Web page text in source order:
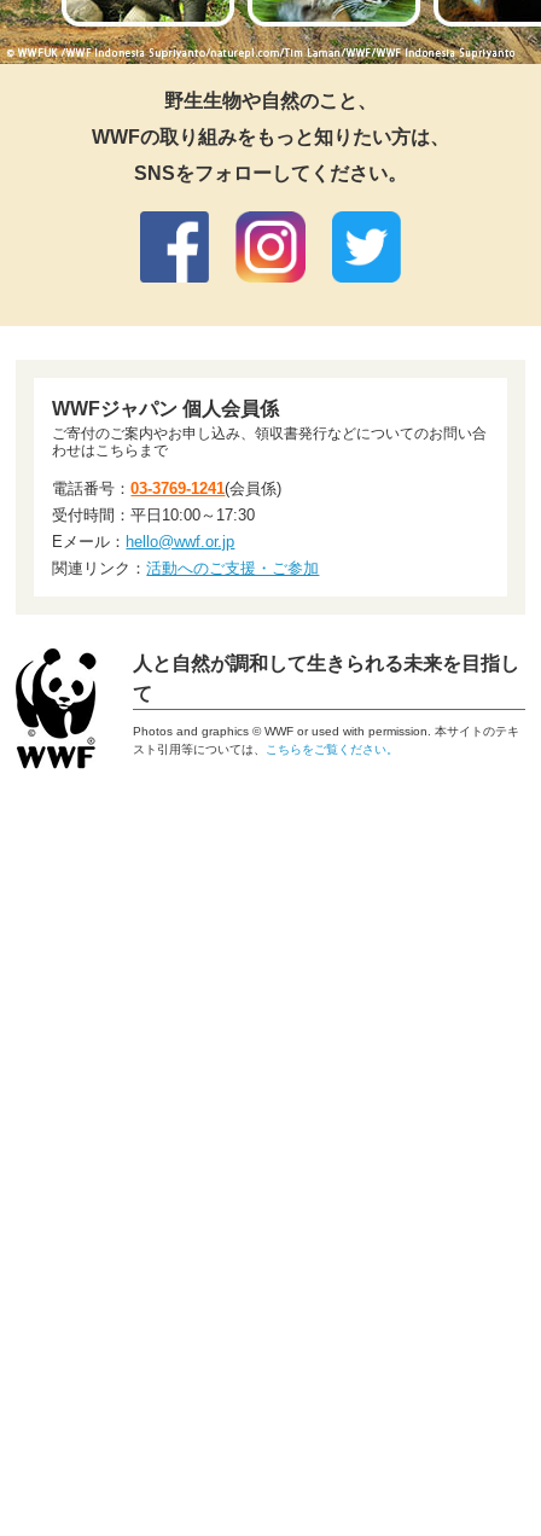
野生生物や自然のこと、
WWFの取り組みをもっと知りたい方は、
SNSをフォローしてください。
WWFジャパン 個人会員係
ご寄付のご案内やお申し込み、領収書発行などについてのお問い合
わせはこちらまで
電話番号：03-3769-1241(会員係)
受付時間：平日10:00～17:30
Eメール： hello@wwf.or.jp
関連リンク：活動へのご支援・ご参加
人と自然が調和して生きられる未来を目指し
て
Photos and graphics © WWF or used with permission. 本サイトのテキ
スト引用等については、
こちらをご覧ください。